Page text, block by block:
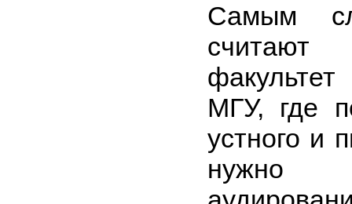
Самым
МГУ, где
устного и
нужно